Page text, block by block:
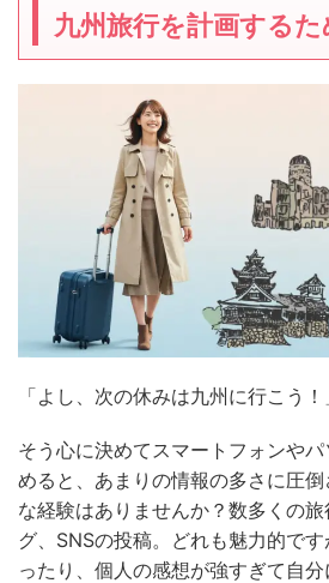
九州旅行を計画するた
「よし、次の休みは九州に行こう！
そう心に決めてスマートフォンや
めると、あまりの情報の多さに圧
な経験はありませんか？数多くの
グ、SNSの投稿。どれも魅力的で
ったり、個人の感想が強すぎて自